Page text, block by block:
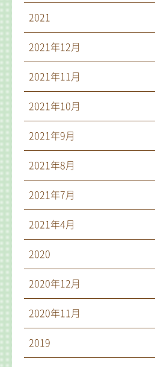
2021
2021年12月
2021年11月
2021年10月
2021年9月
2021年8月
2021年7月
2021年4月
2020
2020年12月
2020年11月
2019